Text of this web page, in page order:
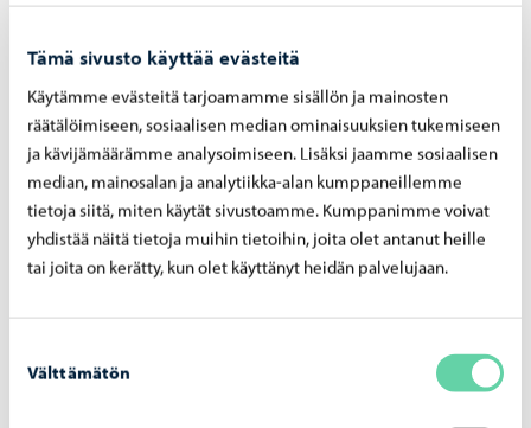
Tämä sivusto käyttää evästeitä
Käytämme evästeitä tarjoamamme sisällön ja mainosten
räätälöimiseen, sosiaalisen median ominaisuuksien tukemiseen
ja kävijämäärämme analysoimiseen. Lisäksi jaamme sosiaalisen
median, mainosalan ja analytiikka-alan kumppaneillemme
tietoja siitä, miten käytät sivustoamme. Kumppanimme voivat
yhdistää näitä tietoja muihin tietoihin, joita olet antanut heille
tai joita on kerätty, kun olet käyttänyt heidän palvelujaan.
valinta
Välttämätön
Il­moi­ta lap­se­si hoi­toa­jat ke­säk­si ajois­sa, pe­
maksu